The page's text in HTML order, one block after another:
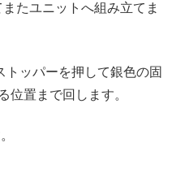
たユニットへ組み立てま
ッパーを押して銀色の固
位置まで回します。